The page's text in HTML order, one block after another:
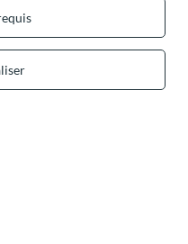
Burton-on-Trent
prix bruts (TVA comprise).